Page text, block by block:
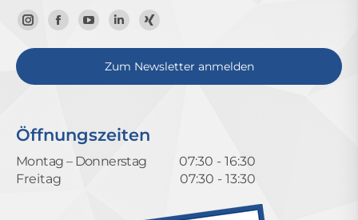
Zum
Instagram-
Zur
Facebook-
Zum
YouTube-
Kanal
Zum
LinkedIn-
Profil
Zum
Xing-
Profil
Zum Newsletter anmelden
Öffnungszeiten
Montag – Donnerstag
07:30 - 16:30
Freitag
07:30 - 13:30